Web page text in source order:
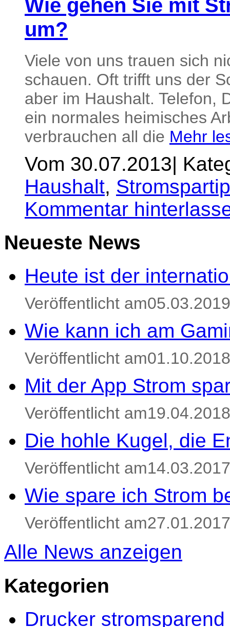
Wie gehen Sie mit
um?
Viele von uns trauen sich
schauen. Oft trifft uns der
aber im Haushalt. Telefon,
ein normales heimisches
verbrauchen all die Mehr
Vom 30.07.2013|
Haushalt,
Kommentar
Neueste News
Heute ist der
Veröffentlicht am05.03.2019
Wie kann ich am
Veröffentlicht am01.10.2018
Mit der App Strom
Veröffentlicht am19.04.2018
Die hohle Kugel, die
Veröffentlicht am14.03.2017
Wie spare ich Strom
Veröffentlicht am27.01.2017
Alle News anzeigen
Kategorien
Drucker stromsparend